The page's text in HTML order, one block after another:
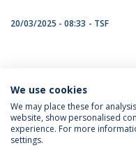
20/03/2025 - 08:33 TSF
LATEST NEWS
We use cookies
We may place these for
website, show personalised
experience. For more
settings.